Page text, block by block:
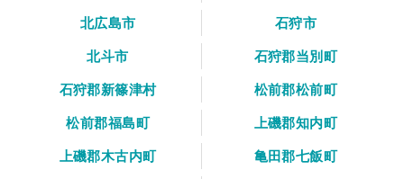
北広島市
石狩市
北斗市
石狩郡当別町
石狩郡新篠津村
松前郡松前町
松前郡福島町
上磯郡知内町
上磯郡木古内町
亀田郡七飯町